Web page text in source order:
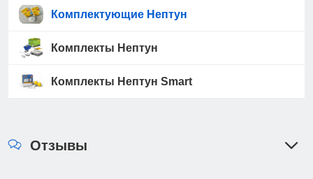
Комплектующие Нептун
Комплекты Нептун
Комплекты Нептун Smart
Отзывы